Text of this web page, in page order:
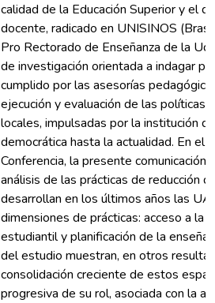
calidad de la Educación Superior y el
docente, radicado en UNISINOS
Pro Rectorado de Enseñanza de la
de investigación orientada a indagar
cumplido por las asesorías
ejecución y evaluación de las políticas
locales, impulsadas por la institución
democrática hasta la actualidad. En el
Conferencia, la presente comunicación
análisis de las prácticas de reducción
desarrollan en los últimos años las
dimensiones de prácticas: acceso a la
estudiantil y planificación de la
del estudio muestran, en otros
consolidación creciente de estos
progresiva de su rol, asociada con la